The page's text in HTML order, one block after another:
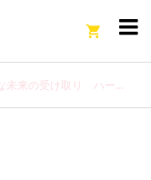

未来の受け取り ハート